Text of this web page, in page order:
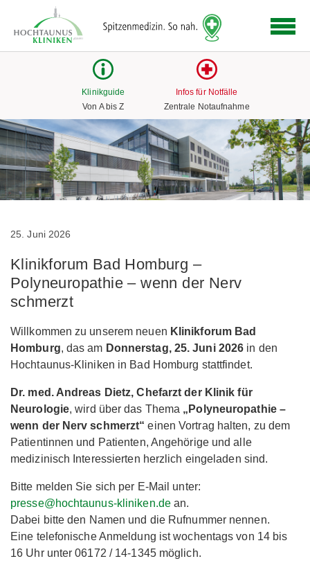
Link
zur
Startseite
Klinikguide
Von A bis Z
Infos für Notfälle
Zentrale Notaufnahme
25. Juni 2026
Klinikforum Bad Homburg –
Polyneuropathie – wenn der Nerv
schmerzt
Willkommen zu unserem neuen Klinikforum Bad
Homburg, das am Donnerstag, 25. Juni 2026 in den
Hochtaunus-Kliniken in Bad Homburg stattfindet.
Dr. med. Andreas Dietz, Chefarzt der Klinik für
Neurologie, wird über das Thema „Polyneuropathie –
wenn der Nerv schmerzt“ einen Vortrag halten, zu dem
Patientinnen und Patienten, Angehörige und alle
medizinisch Interessierten herzlich eingeladen sind.
Bitte melden Sie sich per E-Mail unter:
presse@hochtaunus-kliniken.dean.
Dabei bitte den Namen und die Rufnummer nennen.
Eine telefonische Anmeldung ist wochentags von 14 bis
16 Uhr unter 06172 / 14-1345 möglich.